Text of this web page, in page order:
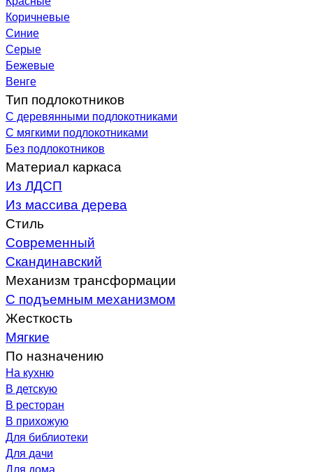
Коричневые
Синие
Серые
Бежевые
Венге
Тип подлокотников
С деревянными подлокотниками
С мягкими подлокотниками
Без подлокотников
Материал каркаса
Из ЛДСП
Из массива дерева
Стиль
Современный
Скандинавский
Механизм трансформации
С подъемным механизмом
Жесткость
Мягкие
По назначению
На кухню
В детскую
В ресторан
В прихожую
Для библиотеки
Для дачи